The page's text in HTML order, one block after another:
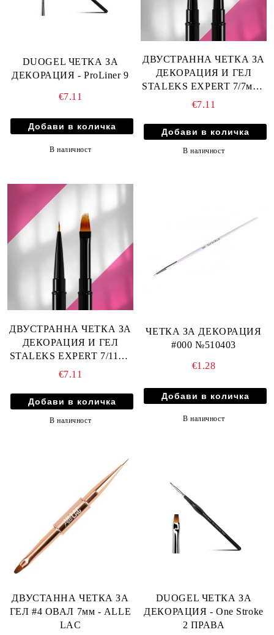
DUOGEL ЧЕТКА ЗА
ДЕКОРАЦИЯ - ProLiner 9
€7.11
В наличност
ДВУСТРАННА ЧЕТКА ЗА
ДЕКОРАЦИЯ И ГЕЛ
STALEKS EXPERT 7/7мм -
NBE-01/04
€7.11
В наличност
ДВУСТРАННА ЧЕТКА ЗА
ДЕКОРАЦИЯ И ГЕЛ
STALEKS EXPERT 7/11мм
- NBE-01/07
€7.11
В наличност
ЧЕТКА ЗА ДЕКОРАЦИЯ
#000 №510403
€1.28
В наличност
ДВУСТАННА ЧЕТКА ЗА
ГЕЛ #4 ОВАЛ 7мм - ALLE
LAC
DUOGEL ЧЕТКА ЗА
ДЕКОРАЦИЯ - One Stroke
2 ПРАВА